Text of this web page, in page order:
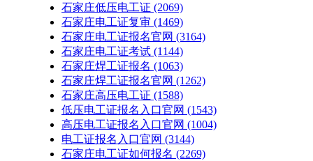
石家庄低压电工证 (2069)
石家庄电工证复审 (1469)
石家庄电工证报名官网 (3164)
石家庄电工证考试 (1144)
石家庄焊工证报名 (1063)
石家庄焊工证报名官网 (1262)
石家庄高压电工证 (1588)
低压电工证报名入口官网 (1543)
高压电工证报名入口官网 (1004)
电工证报名入口官网 (3144)
石家庄电工证如何报名 (2269)